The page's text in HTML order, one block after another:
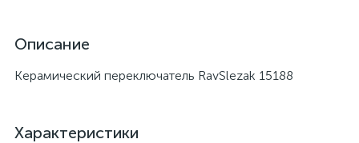
Описание
Керамический переключатель RavSlezak 15188
Характеристики